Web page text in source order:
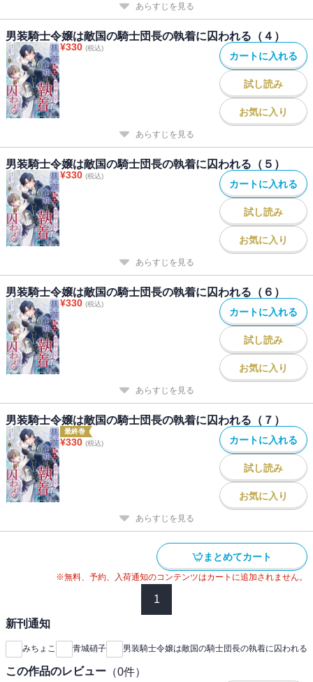
あらすじを見る
男装騎士令嬢は敵国の騎士団長の執着に囚われる（４）
¥330 (税込)
カートに入れる
試し読み
お気に入り
あらすじを見る
男装騎士令嬢は敵国の騎士団長の執着に囚われる（５）
¥330 (税込)
カートに入れる
試し読み
お気に入り
あらすじを見る
男装騎士令嬢は敵国の騎士団長の執着に囚われる（６）
¥330 (税込)
カートに入れる
試し読み
お気に入り
あらすじを見る
男装騎士令嬢は敵国の騎士団長の執着に囚われる（７）
最終巻
¥330 (税込) カートに入れる
試し読み
お気に入り
あらすじを見る
まとめてカート
※無料、予約、入荷通知のコンテンツはカートに追加されません。
1
新刊通知
みちょこ 青城硝子 男装騎士令嬢は敵国の騎士団長の執着に囚われる
この作品のレビュー （0件）